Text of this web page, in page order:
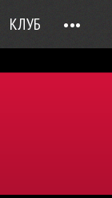
КЛУБ •••